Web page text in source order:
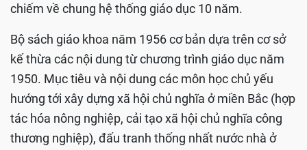
chiếm về chung hệ thống giáo dục 10 năm.
Bộ sách giáo khoa năm 1956 cơ bản dựa trên cơ sở
kế thừa các nội dung từ chương trình giáo dục năm
1950. Mục tiêu và nội dung các môn học chủ yếu
hướng tới xây dựng xã hội chủ nghĩa ở miền Bắc (hợp
tác hóa nông nghiệp, cải tạo xã hội chủ nghĩa công
thương nghiệp), đấu tranh thống nhất nước nhà ở